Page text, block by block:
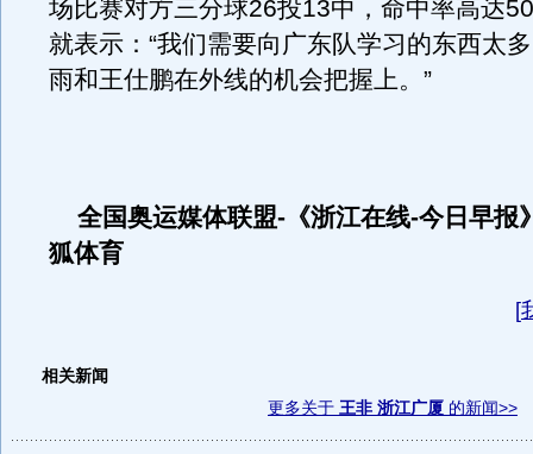
场比赛对方三分球26投13中，命中率高达
就表示：“我们需要向广东队学习的东西太
雨和王仕鹏在外线的机会把握上。”
全国奥运媒体联盟-《浙江在线-今日早报
狐体育
[
相关新闻
更多关于 王非 浙江广厦 的新闻>>